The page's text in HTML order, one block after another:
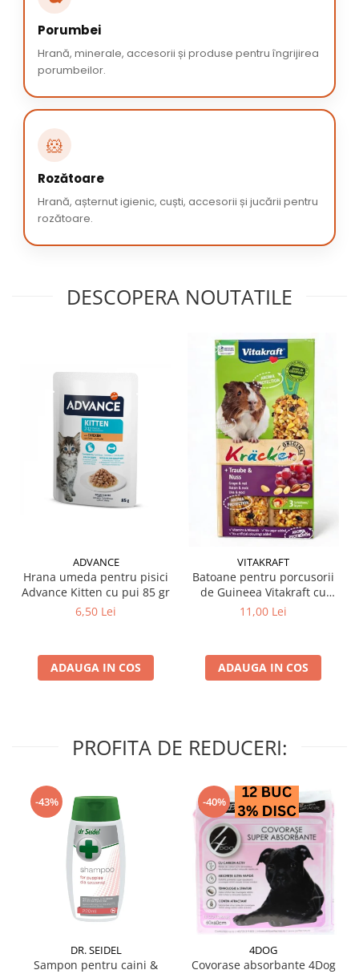
Porumbei
Hrană, minerale, accesorii și produse pentru îngrijirea
porumbeilor.
🐹
Rozătoare
Hrană, așternut igienic, cuști, accesorii și jucării pentru
rozătoare.
DESCOPERA NOUTATILE
ADVANCE
Hrana umeda pentru pisici
Advance Kitten cu pui 85 gr
6,50 Lei
ADAUGA IN COS
VITAKRAFT
Batoane pentru porcusorii
de Guineea Vitakraft cu
struguri & nuci 2 buc
11,00 Lei
ADAUGA IN COS
PROFITA DE REDUCERI:
-43%
DR. SEIDEL
Sampon pentru caini &
-40%
4DOG
Covorase absorbante 4Dog